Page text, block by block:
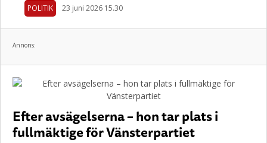
POLITIK 23 juni 2026 15.30
Annons:
Efter avsägelserna – hon tar plats i
fullmäktige för Vänsterpartiet